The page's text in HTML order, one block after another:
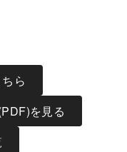
ら
を見る